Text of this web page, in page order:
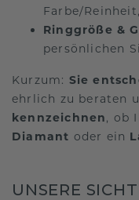
Farbe/
Ringgröße &
persönlichen
Kurzum: Sie
ehrlich zu beraten
kennzeichnen, ob
Diamant oder ein
UNSERE